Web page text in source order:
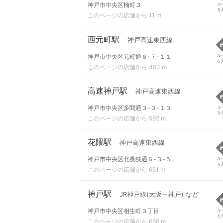
神戸市中央区楠町３
このページの店舗から 11 m
ル
を
西元町駅 神戸高速東西線
神戸市中央区元町通６-７-１１
このページの店舗から 463 m
ル
を
高速神戸駅 神戸高速東西線
神戸市中央区多聞通３-３-１３
このページの店舗から 592 m
ル
を
花隈駅 神戸高速東西線
神戸市中央区北長狭通６-３-５
このページの店舗から 651 m
ル
を
神戸駅 JR神戸線(大阪～神戸) など
神戸市中央区相生町３丁目
このページの店舗から 668 m
ル
を